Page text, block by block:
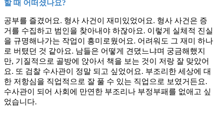
할 때 어떠셨나요?
공부를 즐겼어요. 형사 사건이 재미있었어요. 형사 사건은 증
거를 수집하고 범인을 찾아내야 하잖아요. 이렇게 실체적 진실
을 규명해나가는 작업이 흥미로웠어요. 어려워도 그 재미 하나
로 버텼던 것 같아요. 남들은 어떻게 견뎠느냐며 궁금해했지
만, 기질적으로 골방에 앉아서 책을 보는 것이 저랑 잘 맞았어
요. 또 검찰 수사관이 정말 되고 싶었어요. 부조리한 세상에 대
한 저항심을 직업적으로 잘 풀 수 있는 직업으로 보였거든요.
수사관이 되어 사회에 만연한 부조리나 부정부패를 없애고 싶
었습니다.